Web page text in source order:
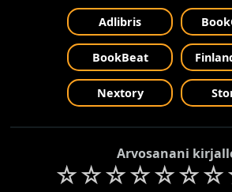
Adlibris
BookBeat
Nextory
Arvosanani
☆☆☆☆☆☆☆